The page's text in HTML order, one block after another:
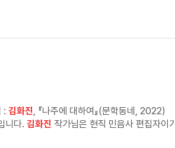
: 김화진, 『나주에 대하여』(문학동네, 2022) 오월 : 한 달 동안 잘 지내셨나
니다. 김화진 작가님은 현직 민음사 편집자이